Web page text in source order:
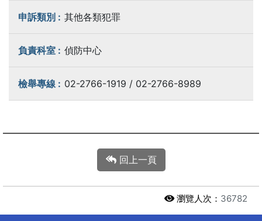
其他各類犯罪
偵防中心
02-2766-1919 / 02-2766-8989
回上一頁
瀏覽人次： 36782